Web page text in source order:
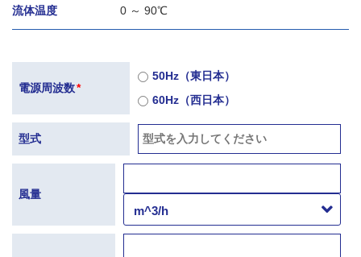
流体温度 0 ～ 90℃
電源周波数*
50Hz（東日本）
60Hz（西日本）
型式
風量